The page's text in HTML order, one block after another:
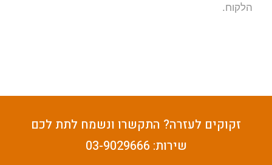
הלקוח.
זקוקים לעזרה? התקשרו ונשמח לתת לכם
שירות: 03-9029666